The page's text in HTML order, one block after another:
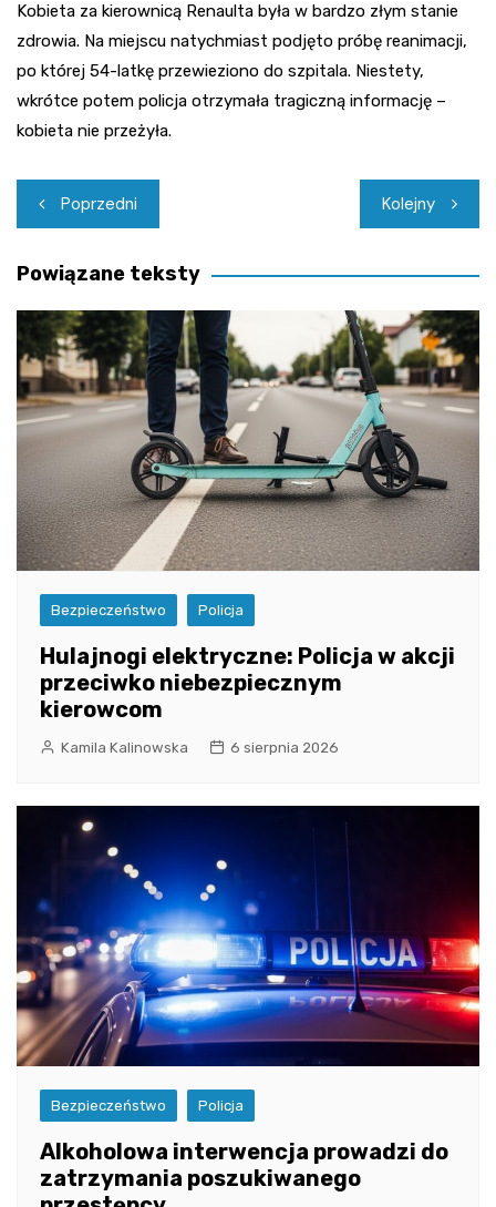
Kobieta za kierownicą Renaulta była w bardzo złym stanie
zdrowia. Na miejscu natychmiast podjęto próbę reanimacji,
po której 54-latkę przewieziono do szpitala. Niestety,
wkrótce potem policja otrzymała tragiczną informację –
kobieta nie przeżyła.
Nawigacja
wpisu
Poprzedni Kolejny
Powiązane teksty
Bezpieczeństwo Policja
Hulajnogi elektryczne: Policja w akcji
przeciwko niebezpiecznym
kierowcom
Kamila Kalinowska 6 sierpnia 2026
Bezpieczeństwo Policja
Alkoholowa interwencja prowadzi do
zatrzymania poszukiwanego